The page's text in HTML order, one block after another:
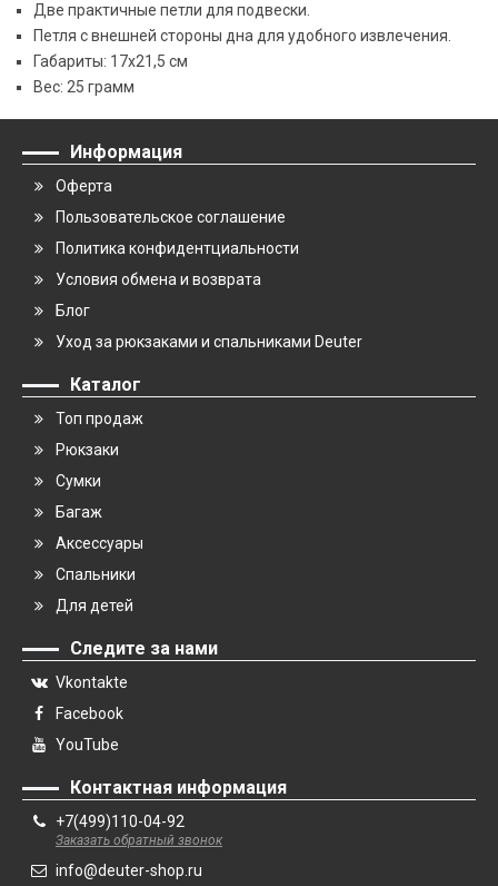
Две практичные петли для подвески.
Петля с внешней стороны дна для удобного извлечения.
Габариты: 17х21,5 см
Вес: 25 грамм
Информация
Оферта
Пользовательское соглашение
Политика конфидентциальности
Условия обмена и возврата
Блог
Уход за рюкзаками и спальниками Deuter
Каталог
Топ продаж
Рюкзаки
Сумки
Багаж
Аксессуары
Спальники
Для детей
Следите за нами
Vkontakte
Facebook
YouTube
Контактная информация
+7(499)110-04-92
Заказать обратный звонок
info@deuter-shop.ru